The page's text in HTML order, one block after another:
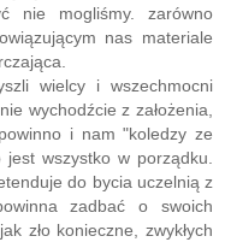
nie mogliśmy. zarówno
nas materiale
wielcy i wszechmocni
wychodźcie z założenia,
i nam "koledzy ze
wszystko w porządku.
do bycia uczelnią z
zadbać o swoich
zło konieczne, zwykłych